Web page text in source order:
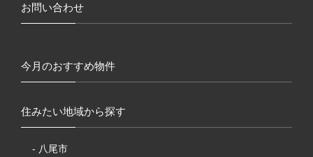
お問い合わせ
今月のおすすめ物件
住みたい地域から探す
- 八尾市